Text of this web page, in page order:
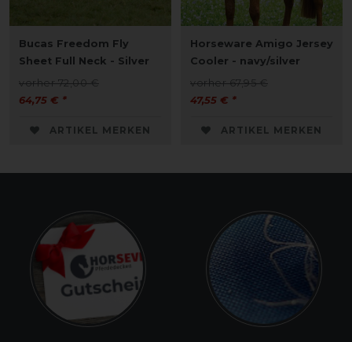
Bucas Freedom Fly
Sheet Full Neck - Silver
vorher 72,00 €
64,75 € *
ARTIKEL MERKEN
Horseware Amigo Jersey
Cooler - navy/silver
vorher 67,95 €
47,55 € *
ARTIKEL MERKEN